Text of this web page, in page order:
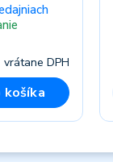
vrátane DPH
košíka